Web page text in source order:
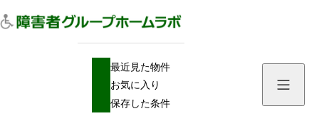
最近見た物件
お気に入り
保存した条件
障害者手帳で福祉用具・車いすのレンタルや購入費用を助成する
障害者手帳で福祉用具・車いすのレンタル
や購入費用を助成する